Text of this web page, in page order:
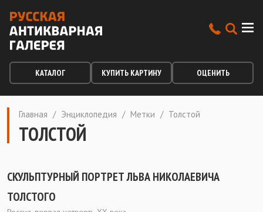
КАТАЛОГ КУПИТЬ КАРТИНУ ОЦЕНИТЬ
Главная / Энциклопедия / Метки / Толстой
ТОЛСТОЙ
СКУЛЬПТУРНЫЙ ПОРТРЕТ ЛЬВА НИКОЛАЕВИЧА
ТОЛСТОГО